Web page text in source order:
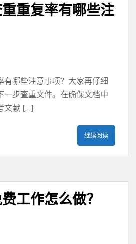
重复率有哪些注
有哪些注意事项？大家再仔细
一步查重文件。在确保文档中
文献 […]
继续阅读
工作怎么做？